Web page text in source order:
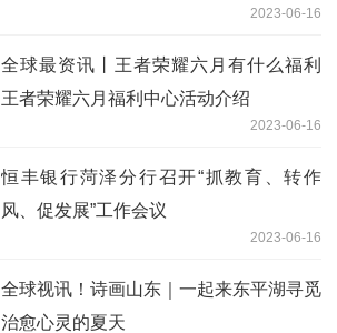
2023-06-16
全球最资讯丨王者荣耀六月有什么福利
王者荣耀六月福利中心活动介绍
2023-06-16
恒丰银行菏泽分行召开“抓教育、转作
风、促发展”工作会议
2023-06-16
全球视讯！诗画山东｜一起来东平湖寻觅
治愈心灵的夏天